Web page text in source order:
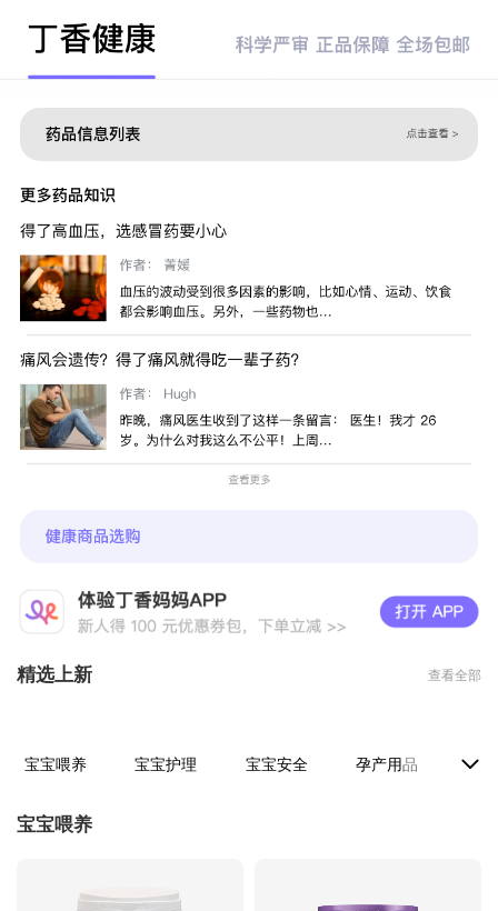
精选上新 查看全部
宝宝喂养 宝宝护理 宝宝安全 孕产用品 医
宝宝喂养